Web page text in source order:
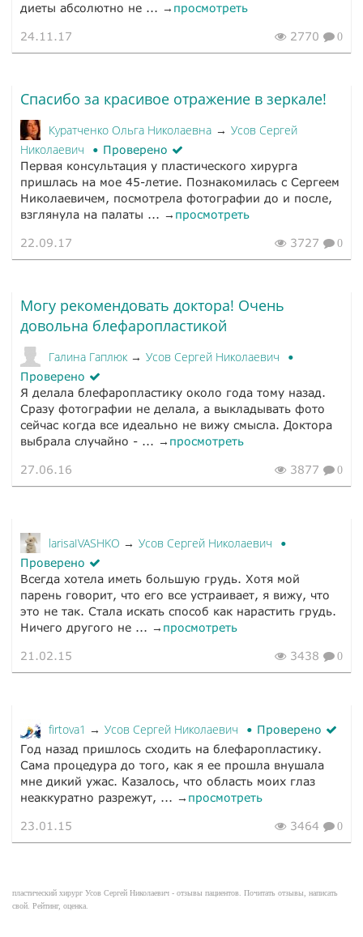
диеты абсолютно не ... → просмотреть
24.11.17 2770 0
Спасибо за красивое отражение в зеркале!
Куратченко Ольга Николаевна → Усов Сергей
Николаевич
Проверено
Первая консультация у пластического хирурга
пришлась на мое 45-летие. Познакомилась с Сергеем
Николаевичем, посмотрела фотографии до и после,
взглянула на палаты ... → просмотреть
22.09.17 3727 0
Могу рекомендовать доктора! Очень
довольна блефаропластикой
Галина Гаплюк → Усов Сергей Николаевич
Проверено
Я делала блефаропластику около года тому назад.
Сразу фотографии не делала, а выкладывать фото
сейчас когда все идеально не вижу смысла. Доктора
выбрала случайно - ... → просмотреть
27.06.16 3877 0
larisaIVASHKO → Усов Сергей Николаевич
Проверено
Всегда хотела иметь большую грудь. Хотя мой
парень говорит, что его все устраивает, я вижу, что
это не так. Стала искать способ как нарастить грудь.
Ничего другого не ... → просмотреть
21.02.15 3438 0
firtova1 → Усов Сергей Николаевич
Проверено
Год назад пришлось сходить на блефаропластику.
Сама процедура до того, как я ее прошла внушала
мне дикий ужас. Казалось, что область моих глаз
неаккуратно разрежут, ... → просмотреть
23.01.15 3464 0
пластический хирург Усов Сергей Николаевич - отзывы пациентов. Почитать отзывы, написать
свой. Рейтинг, оценка.